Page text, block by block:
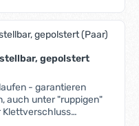
sie nahezu
gepolstert
- garantieren
auch unter "ruppigen"